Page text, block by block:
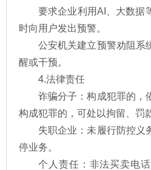
要求企业利用AI、大数据
时向用户发出预警。
公安机关建立预警劝阻系
醒或干预。
4.法律责任
诈骗分子：构成犯罪的，
构成犯罪的，可处以拘留、罚
失职企业：未履行防控义
停业务。
个人责任：非法买卖电